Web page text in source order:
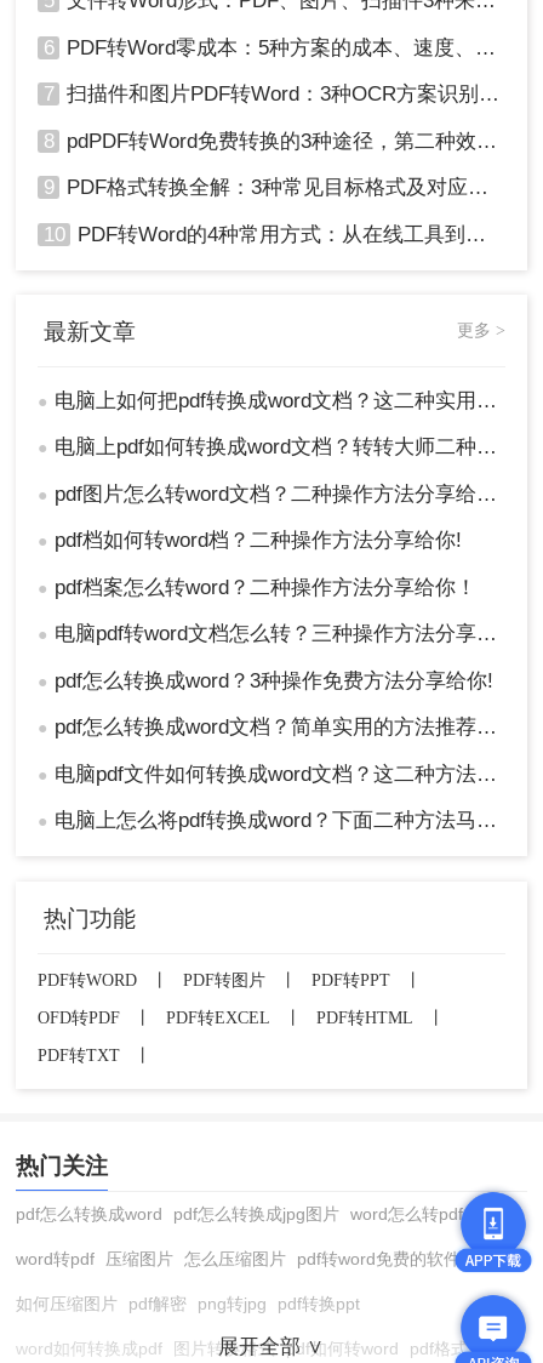
6 PDF转Word零成本：5种方案的成本、速度、精度对比！
7 扫描件和图片PDF转Word：3种OCR方案识别率实测！
8 pdPDF转Word免费转换的3种途径，第二种效率最高！
9 PDF格式转换全解：3种常见目标格式及对应操作方法！
10 PDF转Word的4种常用方式：从在线工具到桌面软件全梳理！
最新文章 更多 >
● 电脑上如何把pdf转换成word文档？这二种实用方法分享给你！
● 电脑上pdf如何转换成word文档？转转大师二种操作方法分享给你!
● pdf图片怎么转word文档？二种操作方法分享给你!
● pdf档如何转word档？二种操作方法分享给你!
● pdf档案怎么转word？二种操作方法分享给你！
● 电脑pdf转word文档怎么转？三种操作方法分享给你！
● pdf怎么转换成word？3种操作免费方法分享给你!
● pdf怎么转换成word文档？简单实用的方法推荐给你！
● 电脑pdf文件如何转换成word文档？这二种方法轻松办到！
● 电脑上怎么将pdf转换成word？下面二种方法马上教会你
热门功能
PDF转WORD PDF转图片 PDF转PPT
OFD转PDF
PDF转EXCEL PDF转HTML
PDF转TXT
热门关注
pdf怎么转换成word pdf怎么转换成jpg图片 word怎么转pdf
word转pdf 压缩图片 怎么压缩图片 pdf转word免费的软件
如何压缩图片 pdf解密 png转jpg pdf转换ppt
word如何转换成pdf 图片转换格式 pdf如何转word pdf格式转换
展开全部 ∨